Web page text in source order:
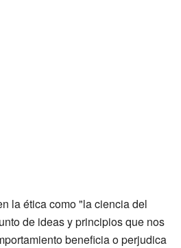
la ética como "la ciencia del
de ideas y principios que nos
beneficia o perjudica